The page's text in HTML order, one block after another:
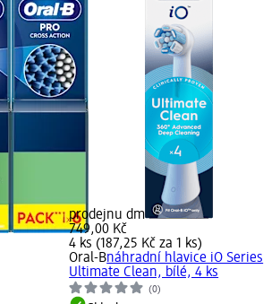
prodejnu dm
749,00 Kč
4 ks (187,25 Kč za 1 ks)
Oral-Bnáhradní hlavice iO Series
Ultimate Clean, bílé, 4 ks
(0)